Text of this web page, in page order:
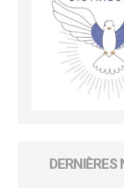
DERNIÈRES